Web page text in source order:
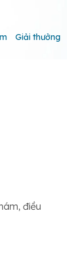
Giải thưởng
điều